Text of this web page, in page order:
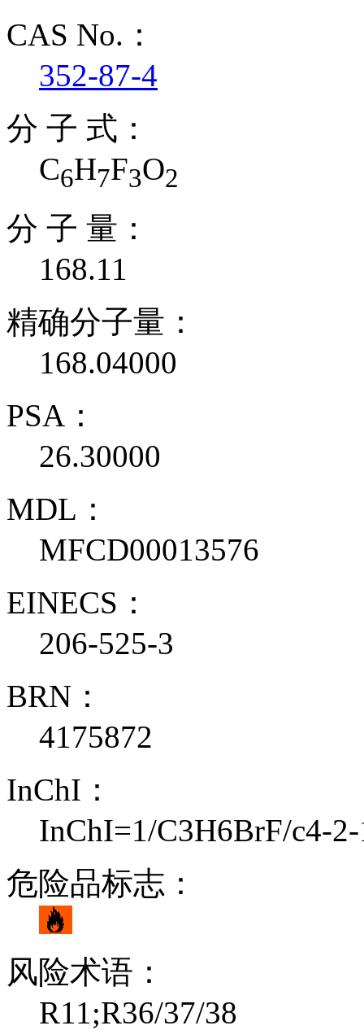
CAS No.：
352-87-4
分 子 式：
C6H7F3O2
分 子 量：
168.11
精确分子量：
168.04000
PSA：
26.30000
MDL：
MFCD00013576
EINECS：
206-525-3
BRN：
4175872
InChI：
InChI=1/C3H6BrF/c4-
危险品标志：
风险术语：
R11;R36/37/38